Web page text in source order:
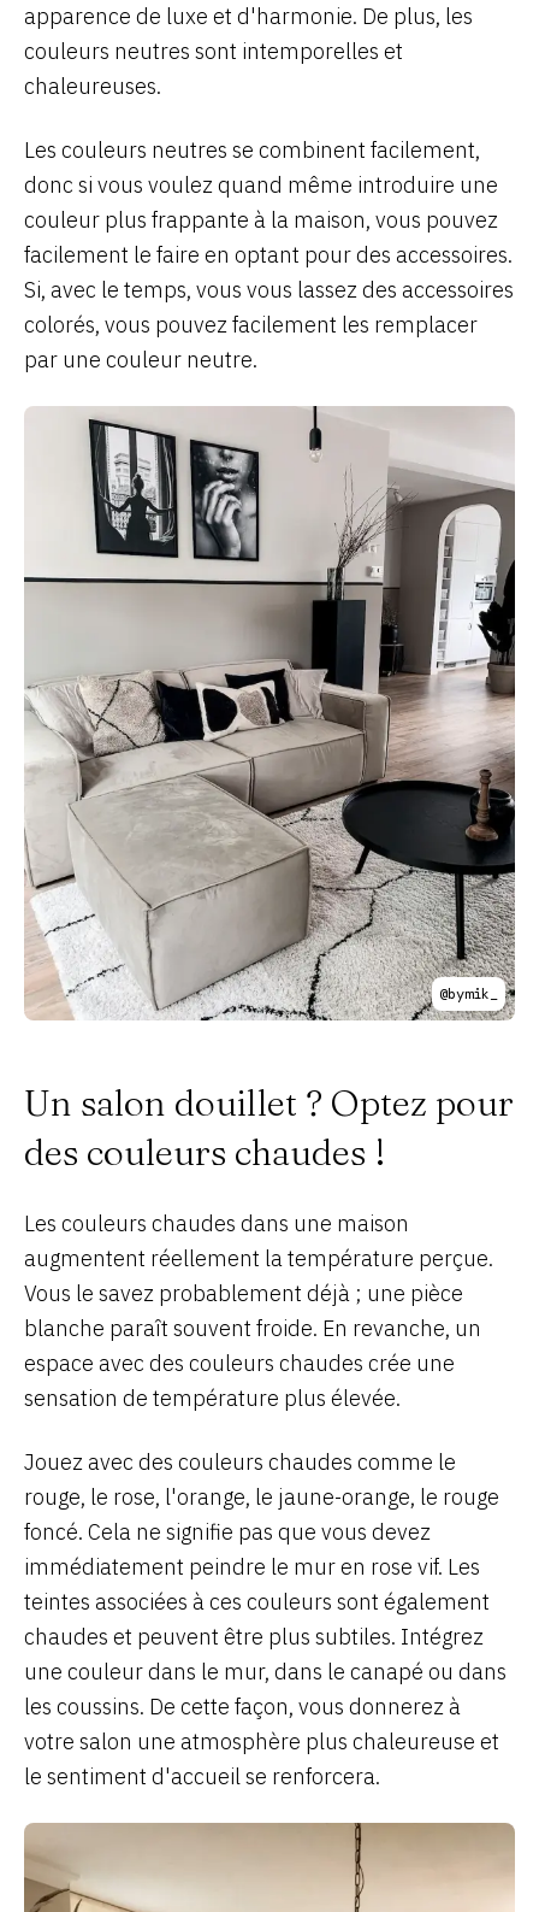
apparence de luxe et d'harmonie. De plus, les
couleurs neutres sont intemporelles et
chaleureuses.
Les couleurs neutres se combinent facilement,
donc si vous voulez quand même introduire une
couleur plus frappante à la maison, vous pouvez
facilement le faire en optant pour des accessoires.
Si, avec le temps, vous vous lassez des accessoires
colorés, vous pouvez facilement les remplacer
par une couleur neutre.
@bymik_
Un salon douillet ? Optez pour
des couleurs chaudes !
Les couleurs chaudes dans une maison
augmentent réellement la température perçue.
Vous le savez probablement déjà ; une pièce
blanche paraît souvent froide. En revanche, un
espace avec des couleurs chaudes crée une
sensation de température plus élevée.
Jouez avec des couleurs chaudes comme le
rouge, le rose, l'orange, le jaune-orange, le rouge
foncé. Cela ne signifie pas que vous devez
immédiatement peindre le mur en rose vif. Les
teintes associées à ces couleurs sont également
chaudes et peuvent être plus subtiles. Intégrez
une couleur dans le mur, dans le canapé ou dans
les coussins. De cette façon, vous donnerez à
votre salon une atmosphère plus chaleureuse et
le sentiment d'accueil se renforcera.